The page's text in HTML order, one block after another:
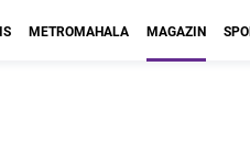
METROMAHALA MAGAZIN